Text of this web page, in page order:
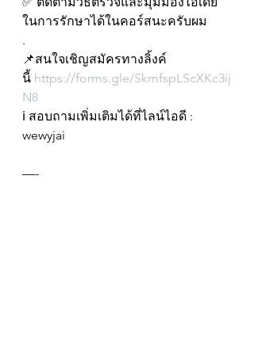
ในการรักษาได้ในคอร์สนะครับผม
.
📌สนใจเชิญสมัครทางลิ้งค์
นี้ https://forms.gle/SkmfspLScXKc3ij
N8
ℹ️ สอบถามเพิ่มเติมได้ที่ไลน์ไอดี :
wewyjai
—-